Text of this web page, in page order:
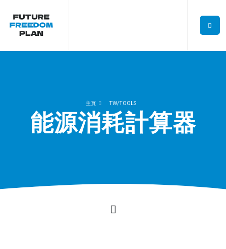
主頁 TW/TOOLS
能源消耗計算器